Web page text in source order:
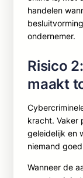
handelen
ondernemer.
Risico
maakt
kracht. Vaker
geleidelijk en
niemand
Wanneer de